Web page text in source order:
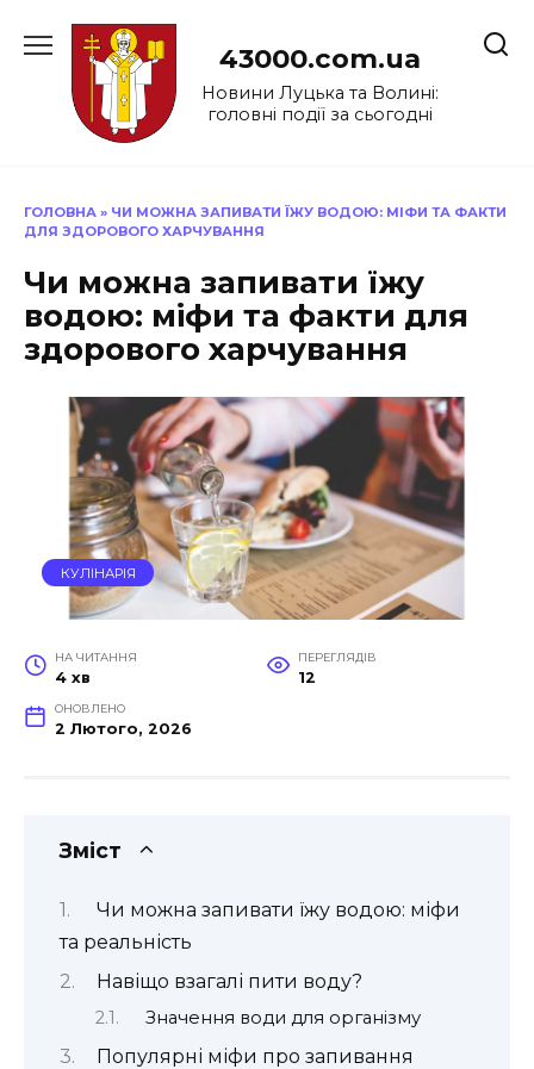
до
43000.com.ua
Новини Луцька та Волині:
головні події за сьогодні
ГОЛОВНА » ЧИ МОЖНА ЗАПИВАТИ ЇЖУ ВОДОЮ: МІФИ ТА ФАКТИ
ДЛЯ ЗДОРОВОГО ХАРЧУВАННЯ
Чи можна запивати їжу
водою: міфи та факти для
здорового харчування
КУЛІНАРІЯ
НА ЧИТАННЯ
4 хв
ПЕРЕГЛЯДІВ
12
ОНОВЛЕНО
2 Лютого, 2026
Зміст
Чи можна запивати їжу водою: міфи
та реальність
Навіщо взагалі пити воду?
Значення води для організму
Популярні міфи про запивання